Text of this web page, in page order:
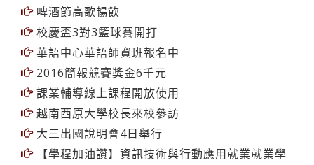
66校慶活動系列-林懷民再籲李雙澤精神
啤酒節高歌暢飲
校慶盃3對3籃球賽開打
華語中心華語師資班報名中
2016簡報競賽獎金6千元
課業輔導線上課程開放使用
越南西原大學校長來校參訪
大三出國說明會4日舉行